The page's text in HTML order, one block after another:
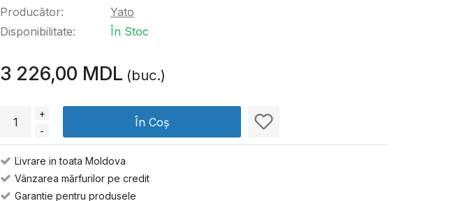
Producător:
Disponibilitate:
Yato
În Stoc
3 226,00 MDL (buc.)
+
-
În Coș
Livrare in toata Moldova
Vânzarea mărfurilor pe credit
Garantie pentru produsele